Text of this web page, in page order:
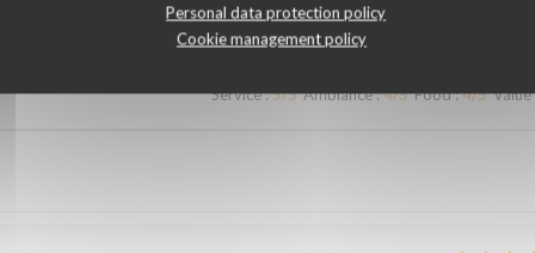
Personal data protection policy
Cookie management policy
Service:5/5 Ambiance:4/5 Food:4/5 Value